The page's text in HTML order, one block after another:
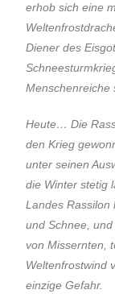
erhob sich eine
Diener des
Menschenreiche
Heute… Die
den Krieg
unter seinen
die Winter stetig
Landes Rassilon
und Schnee,
von Missernten,
Weltenfrostwind
einzige Gefahr.